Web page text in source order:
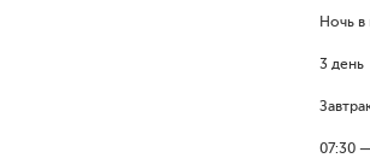
Ночь в
3 день
07:30